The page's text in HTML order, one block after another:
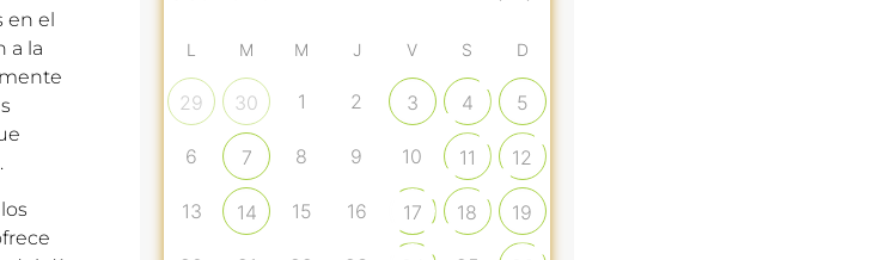
el
a la
L M M J V S D
29 30 1 2 3 4 5
6 7 8 9 10 11 12
13 14 15 16 17 18 19